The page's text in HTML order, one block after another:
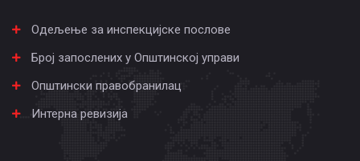
Одељење за инспекцијске послове
Број запослених у Општинској управи
Општински правобранилац
Интерна ревизија